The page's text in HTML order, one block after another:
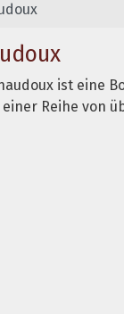
ist eine
Reihe von